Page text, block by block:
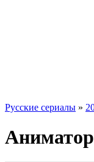
Русские сериалы »